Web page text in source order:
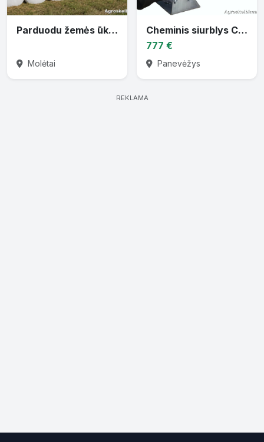
Parduodu žemės ūkio techniką
Molėtai
Cheminis siurblys CTP-30 varomas traktoriaus darbiniu velenu
777 €
Panevėžys
REKLAMA